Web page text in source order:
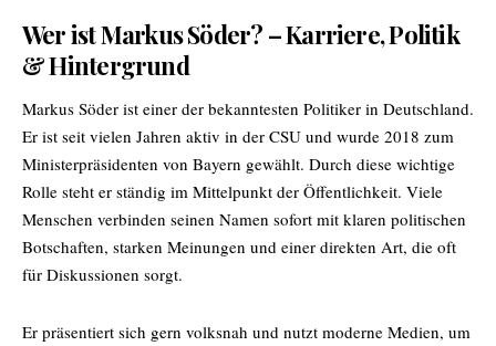
Wer ist Markus Söder? – Karriere, Politik
& Hintergrund
Markus Söder ist einer der bekanntesten Politiker in Deutschland.
Er ist seit vielen Jahren aktiv in der CSU und wurde 2018 zum
Ministerpräsidenten von Bayern gewählt. Durch diese wichtige
Rolle steht er ständig im Mittelpunkt der Öffentlichkeit. Viele
Menschen verbinden seinen Namen sofort mit klaren politischen
Botschaften, starken Meinungen und einer direkten Art, die oft
für Diskussionen sorgt.
Er präsentiert sich gern volksnah und nutzt moderne Medien, um